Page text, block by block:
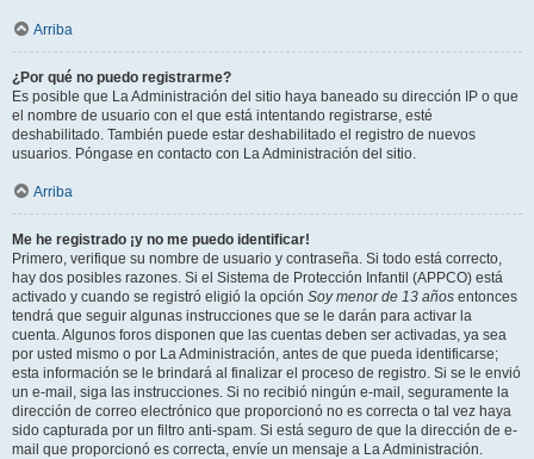
Arriba
¿Por qué no puedo registrarme?
Es posible que La Administración del sitio haya baneado su dirección IP o que
el nombre de usuario con el que está intentando registrarse, esté
deshabilitado. También puede estar deshabilitado el registro de nuevos
usuarios. Póngase en contacto con La Administración del sitio.
Arriba
Me he registrado ¡y no me puedo identificar!
Primero, verifique su nombre de usuario y contraseña. Si todo está correcto,
hay dos posibles razones. Si el Sistema de Protección Infantil (APPCO) está
activado y cuando se registró eligió la opción Soy menor de 13 años entonces
tendrá que seguir algunas instrucciones que se le darán para activar la
cuenta. Algunos foros disponen que las cuentas deben ser activadas, ya sea
por usted mismo o por La Administración, antes de que pueda identificarse;
esta información se le brindará al finalizar el proceso de registro. Si se le envió
un e-mail, siga las instrucciones. Si no recibió ningún e-mail, seguramente la
dirección de correo electrónico que proporcionó no es correcta o tal vez haya
sido capturada por un filtro anti-spam. Si está seguro de que la dirección de e-
mail que proporcionó es correcta, envíe un mensaje a La Administración.